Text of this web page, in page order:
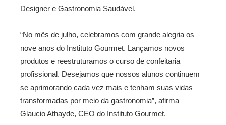
Designer e Gastronomia Saudável.
“No mês de julho, celebramos com grande alegria os
nove anos do Instituto Gourmet. Lançamos novos
produtos e reestruturamos o curso de confeitaria
profissional. Desejamos que nossos alunos continuem
se aprimorando cada vez mais e tenham suas vidas
transformadas por meio da gastronomia”, afirma
Glaucio Athayde, CEO do Instituto Gourmet.